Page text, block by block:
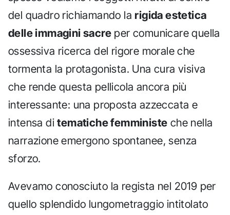
del quadro richiamando la rigida estetica
delle immagini sacre per comunicare quella
ossessiva ricerca del rigore morale che
tormenta la protagonista. Una cura visiva
che rende questa pellicola ancora più
interessante: una proposta azzeccata e
intensa ditematiche femministe che nella
narrazione emergono spontanee, senza
sforzo.
Avevamo conosciuto la regista nel 2019 per
quello splendido lungometraggio intitolato